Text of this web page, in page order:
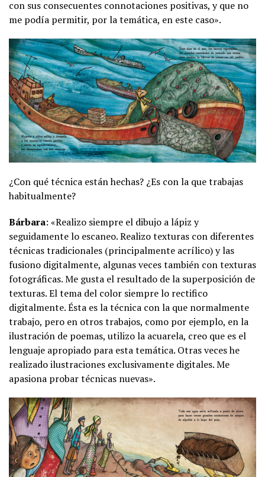
con sus consecuentes connotaciones positivas, y que no
me podía permitir, por la temática, en este caso».
¿Con qué técnica están hechas? ¿Es con la que trabajas
habitualmente?
Bárbara: «Realizo siempre el dibujo a lápiz y
seguidamente lo escaneo. Realizo texturas con diferentes
técnicas tradicionales (principalmente acrílico) y las
fusiono digitalmente, algunas veces también con texturas
fotográficas. Me gusta el resultado de la superposición de
texturas. El tema del color siempre lo rectifico
digitalmente. Ésta es la técnica con la que normalmente
trabajo, pero en otros trabajos, como por ejemplo, en la
ilustración de poemas, utilizo la acuarela, creo que es el
lenguaje apropiado para esta temática. Otras veces he
realizado ilustraciones exclusivamente digitales. Me
apasiona probar técnicas nuevas».